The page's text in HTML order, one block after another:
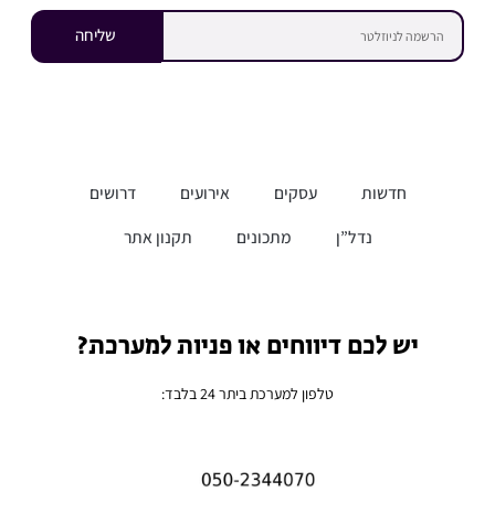
שליחה
חדשות עסקים אירועים
דרושים
נדל”ן
מתכונים תקנון אתר
יש לכם דיווחים או פניות למערכת?
טלפון למערכת ביתר 24 בלבד: